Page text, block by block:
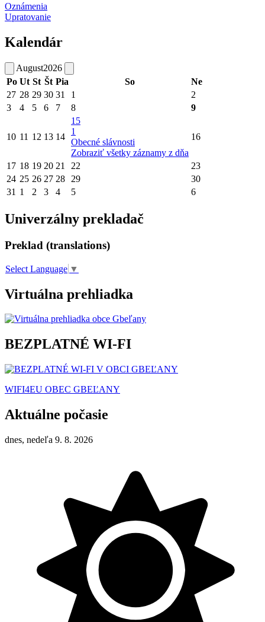
Oznámenia
Upratovanie
Kalendár
August2026
Po Ut St Št Pia So
Ne
27 28 29 30 31 1
2
3
4 5 6 7 8 9
10 11 12 13 14
15
1
Obecné slávnosti
Zobraziť všetky záznamy z dňa
16
17 18 19 20 21 22
23
24 25 26 27 28 29
30
31 1 2 3 4 5 6
Univerzálny prekladač
Preklad (translations)
Select Language ▼
Virtuálna prehliadka
BEZPLATNÉ WI-FI
WIFI4EU OBEC GBEĽANY
Aktuálne počasie
dnes, nedeľa 9. 8. 2026